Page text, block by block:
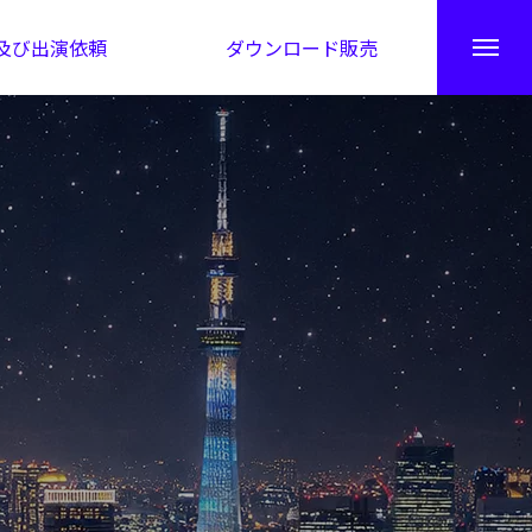
び出演依頼 ダウンロード販売
秘伝公開！吉凶カレンダー